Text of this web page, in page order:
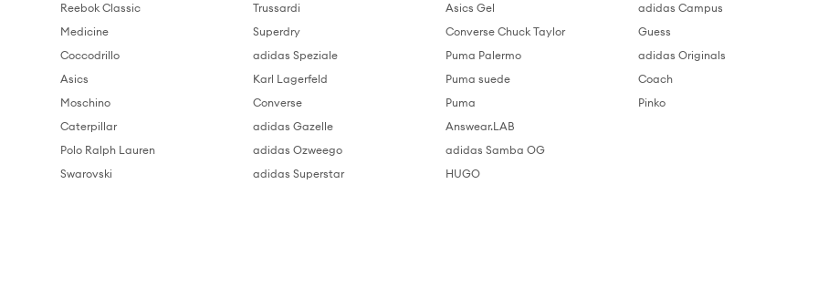
Reebok Classic
Medicine
Coccodrillo
Asics
Moschino
Caterpillar
Polo Ralph Lauren
Swarovski
Trussardi
Superdry
adidas Speziale
Karl Lagerfeld
Converse
adidas Gazelle
adidas Ozweego
adidas Superstar
Asics Gel
Converse Chuck Taylor
Puma Palermo
Puma suede
Puma
Answear.LAB
adidas Samba OG
HUGO
adidas Campus
Guess
adidas Originals
Coach
Pinko